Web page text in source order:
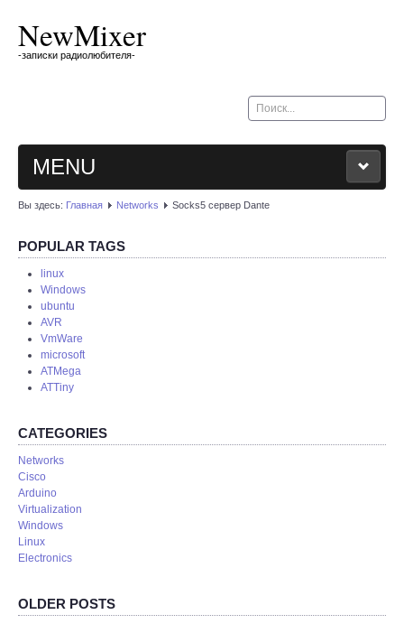
NewMixer
-записки радиолюбителя-
Искать...
MENU
BLOG
MY CAR
OTHER
ABOUT
Вы здесь: Главная Networks Socks5 сервер Dante
POPULAR TAGS
linux
Windows
ubuntu
AVR
VmWare
microsoft
ATMega
ATTiny
CATEGORIES
Networks
Cisco
Arduino
Virtualization
Windows
Linux
Electronics
OLDER POSTS